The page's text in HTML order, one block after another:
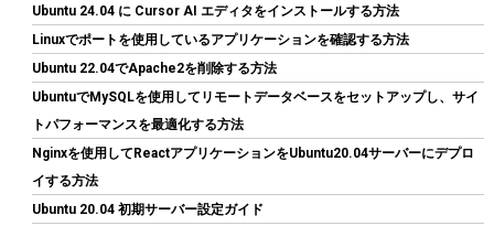
SYY サーマルペースト 3g CPUグリス カーボンベース 高性能 |
CPUペースト;ヒートシンク/IC/プロセッサ対応;熱インターフェー
ス素材;非導電;なめらか塗布
Ubuntu 24.04 に Cursor AI エディタをインストールする方法
Linuxでポートを使用しているアプリケーションを確認する方法
Ubuntu 22.04でApache2を削除する方法
UbuntuでMySQLを使用してリモートデータベースをセットアップし、サイ
トパフォーマンスを最適化する方法
Nginxを使用してReactアプリケーションをUbuntu20.04サーバーにデプロ
イする方法
Ubuntu 20.04 初期サーバー設定ガイド